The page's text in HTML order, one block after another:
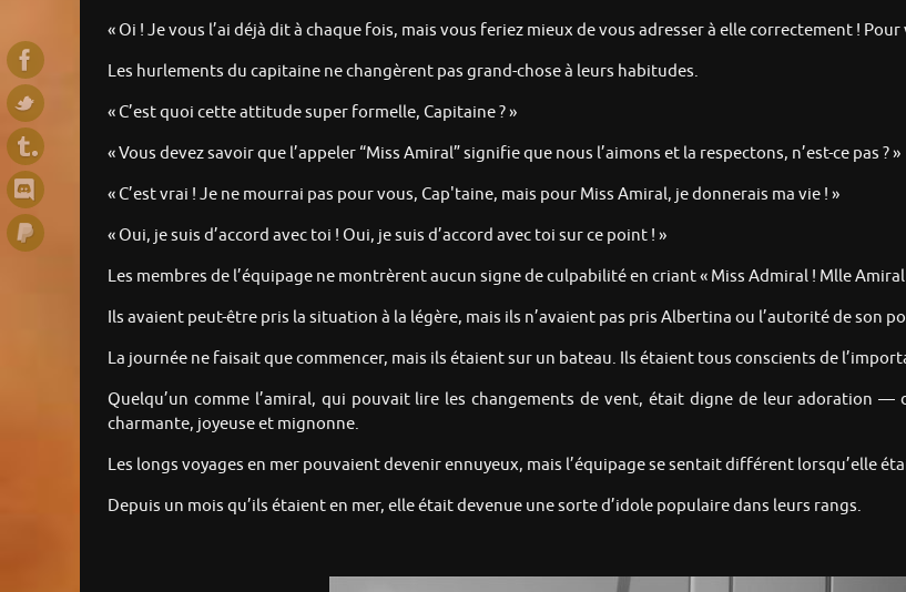
« Oi ! Je vous l’ai déjà dit à chaque fois, mais vous feriez mieux de vous adresser à elle correctement ! Pour
Les hurlements du capitaine ne changèrent pas grand-chose à leurs habitudes.
« C’est quoi cette attitude super formelle, Capitaine ? »
« Vous devez savoir que l’appeler “Miss Amiral” signifie que nous l’aimons et la respectons, n’est-ce pas ? »
« C’est vrai ! Je ne mourrai pas pour vous, Cap'taine, mais pour Miss Amiral, je donnerais ma vie ! »
« Oui, je suis d’accord avec toi ! Oui, je suis d’accord avec toi sur ce point ! »
Les membres de l’équipage ne montrèrent aucun signe de culpabilité en criant « Miss Admiral ! Mlle
Ils avaient peut-être pris la situation à la légère, mais ils n’avaient pas pris Albertina ou l’autorité de son
La journée ne faisait que commencer, mais ils étaient sur un bateau. Ils étaient tous conscients de
Quelqu’un comme l’amiral, qui pouvait lire les changements de vent, était digne de leur adoration
charmante, joyeuse et mignonne.
Les longs voyages en mer pouvaient devenir ennuyeux, mais l’équipage se sentait différent lorsqu’elle
Depuis un mois qu’ils étaient en mer, elle était devenue une sorte d’idole populaire dans leurs rangs.